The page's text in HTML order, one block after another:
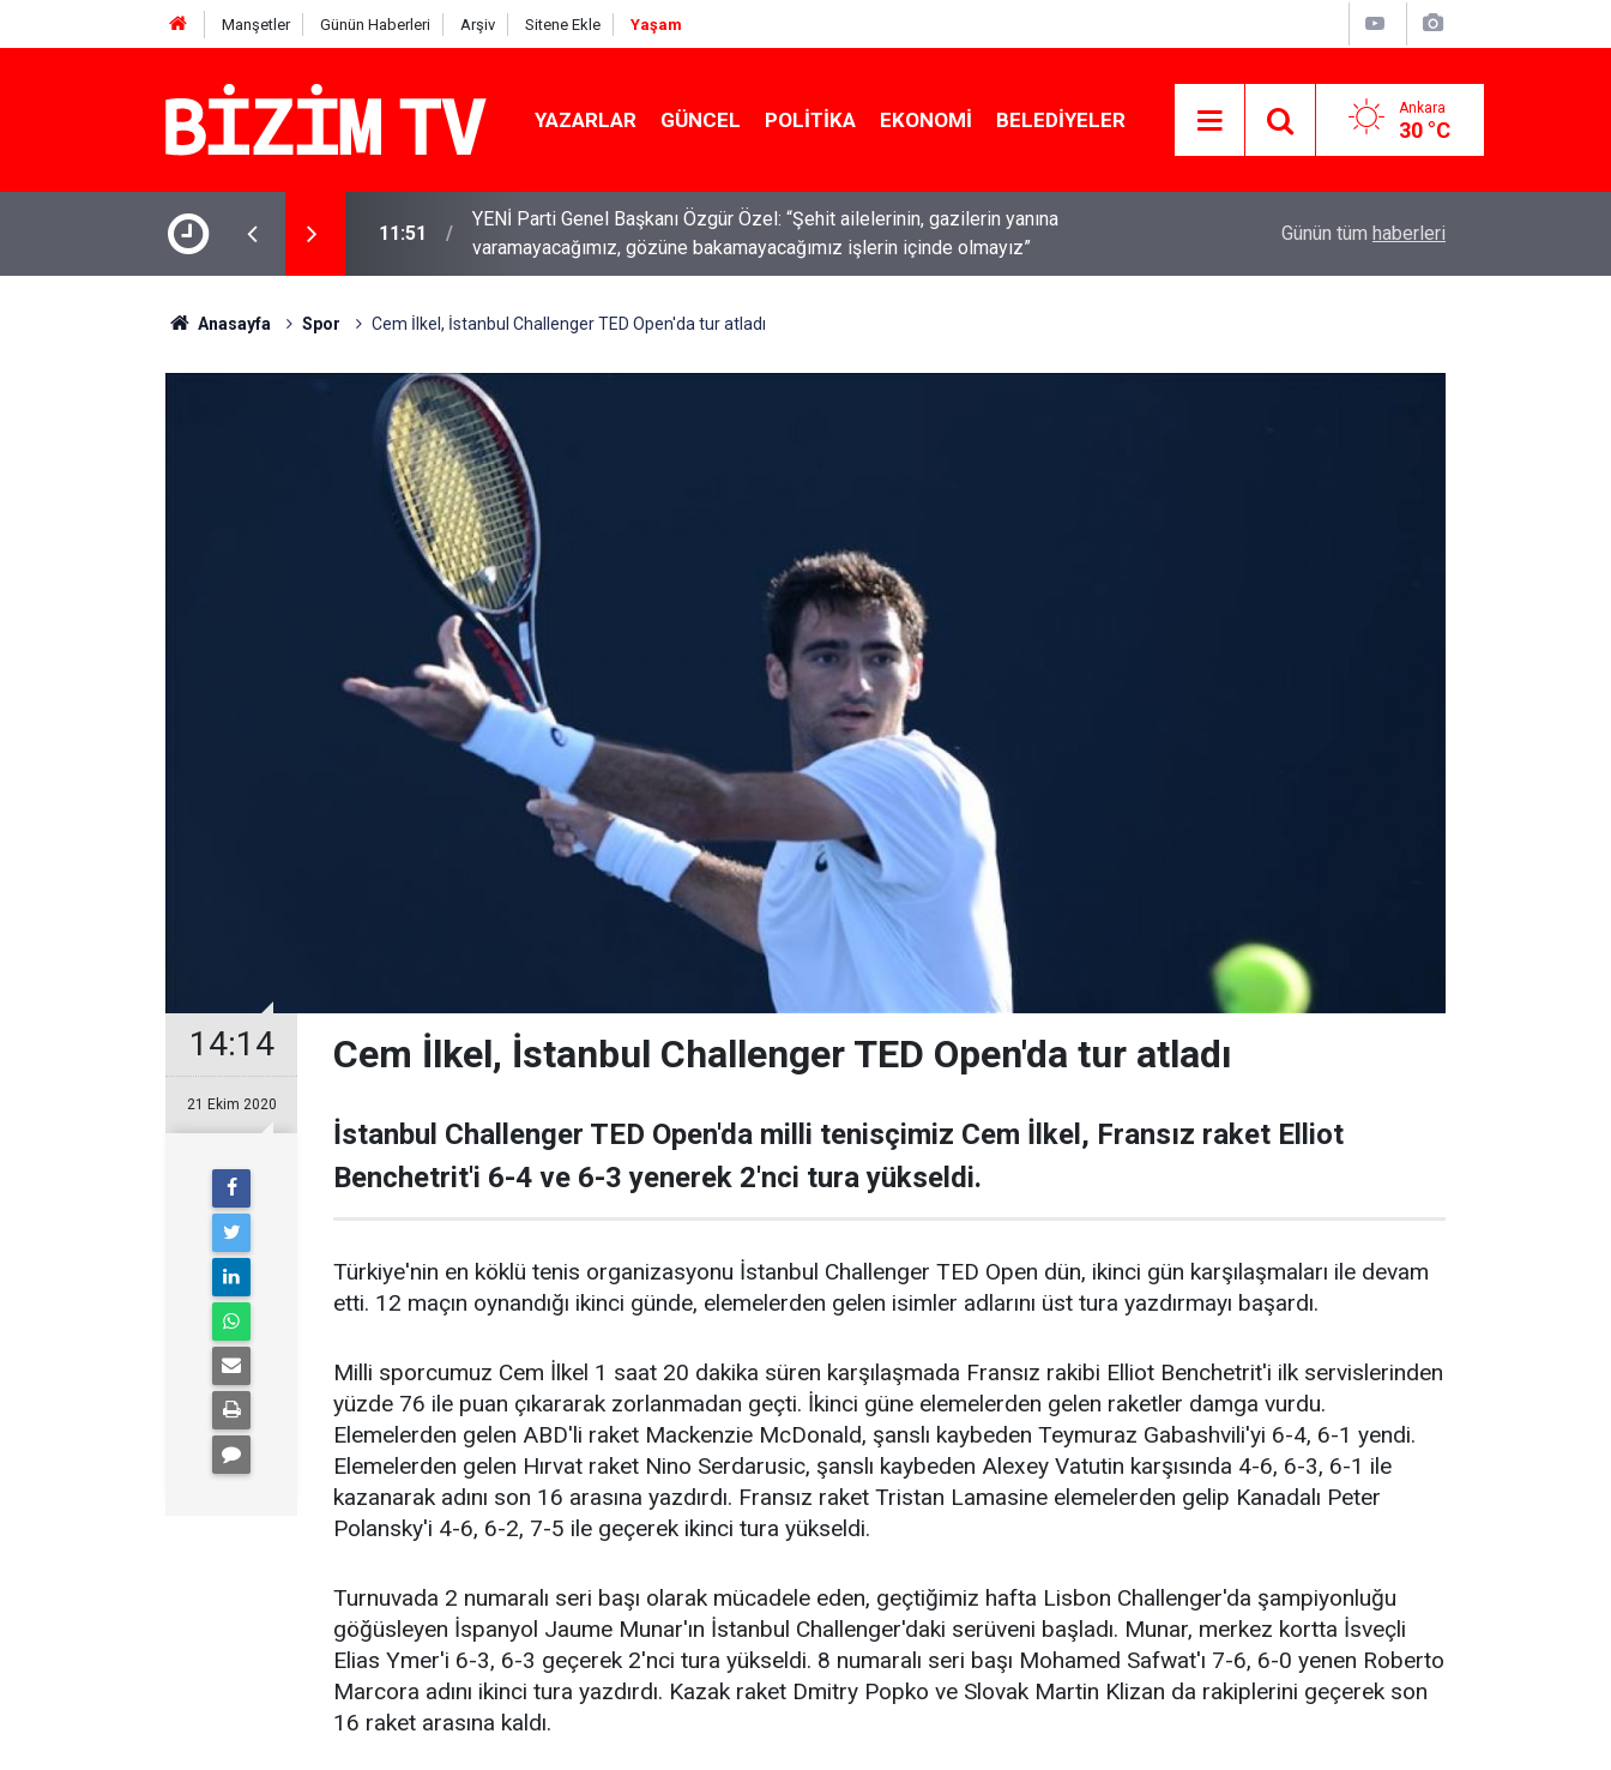
Manşetler Günün Haberleri Arşiv Sitene Ekle Yaşam
YAZARLAR GÜNCEL POLITIKA EKONOMI BELEDIYELER Ankara
30 °C
bıçaklandı: 4 gözaltı 11:51
YENİ Parti Genel Başkanı Özgür Özel: “Şehit ailelerinin, gazilerin yanına
varamayacağımız, gözüne bakamayacağımız işlerin içinde olmayız”
operasyon geliyor!
Günün tüm haberleri
Anasayfa Spor Cem İlkel, İstanbul Challenger TED Open'da tur atladı
14:14
21 Ekim 2020
Cem İlkel, İstanbul Challenger TED Open'da tur atladı
İstanbul Challenger TED Open'da milli tenisçimiz Cem İlkel, Fransız raket Elliot
Benchetrit'i 6-4 ve 6-3 yenerek 2'nci tura yükseldi.
Türkiye'nin en köklü tenis organizasyonu İstanbul Challenger TED Open dün, ikinci gün karşılaşmaları ile devam
etti. 12 maçın oynandığı ikinci günde, elemelerden gelen isimler adlarını üst tura yazdırmayı başardı.
Milli sporcumuz Cem İlkel 1 saat 20 dakika süren karşılaşmada Fransız rakibi Elliot Benchetrit'i ilk servislerinden
yüzde 76 ile puan çıkararak zorlanmadan geçti. İkinci güne elemelerden gelen raketler damga vurdu.
Elemelerden gelen ABD'li raket Mackenzie McDonald, şanslı kaybeden Teymuraz Gabashvili'yi 6-4, 6-1 yendi.
Elemelerden gelen Hırvat raket Nino Serdarusic, şanslı kaybeden Alexey Vatutin karşısında 4-6, 6-3, 6-1 ile
kazanarak adını son 16 arasına yazdırdı. Fransız raket Tristan Lamasine elemelerden gelip Kanadalı Peter
Polansky'i 4-6, 6-2, 7-5 ile geçerek ikinci tura yükseldi.
Turnuvada 2 numaralı seri başı olarak mücadele eden, geçtiğimiz hafta Lisbon Challenger'da şampiyonluğu
göğüsleyen İspanyol Jaume Munar'ın İstanbul Challenger'daki serüveni başladı. Munar, merkez kortta İsveçli
Elias Ymer'i 6-3, 6-3 geçerek 2'nci tura yükseldi. 8 numaralı seri başı Mohamed Safwat'ı 7-6, 6-0 yenen Roberto
Marcora adını ikinci tura yazdırdı. Kazak raket Dmitry Popko ve Slovak Martin Klizan da rakiplerini geçerek son
16 raket arasına kaldı.